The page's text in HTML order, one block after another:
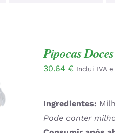
Pipocas
30.64 € Inclui IVA
Ingredientes:
Pode conter